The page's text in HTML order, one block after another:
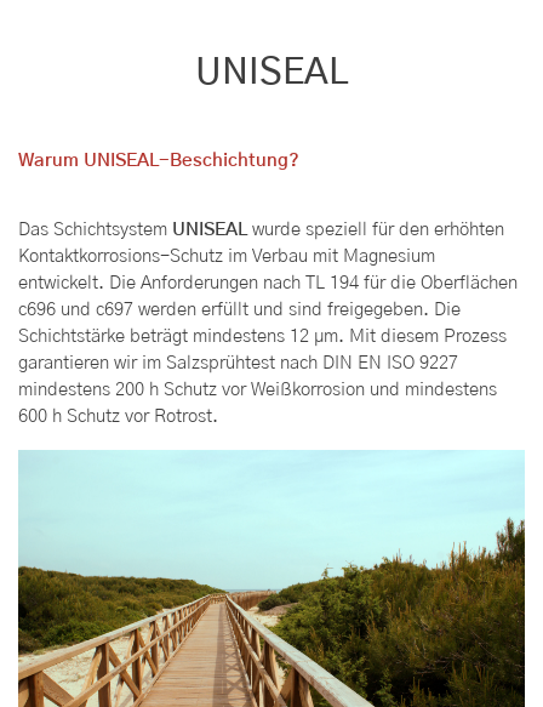
UNISEAL
Warum UNISEAL-Beschichtung?
Das Schichtsystem UNISEALwurde speziell für den erhöhten
Kontaktkorrosions-Schutz im Verbau mit Magnesium
entwickelt. Die Anforderungen nach TL 194 für die Oberflächen
c696 und c697 werden erfüllt und sind freigegeben. Die
Schichtstärke beträgt mindestens 12 µm. Mit diesem Prozess
garantieren wir im Salzsprühtest nach DIN EN ISO 9227
mindestens 200 h Schutz vor Weißkorrosion und mindestens
600 h Schutz vor Rotrost.